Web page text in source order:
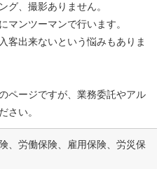
グ、撮影ありません。
マンツーマンで行います。
客出来ないという悩みもありま
ページですが、業務委託やアル
さい。
、労働保険、雇用保険、労災保